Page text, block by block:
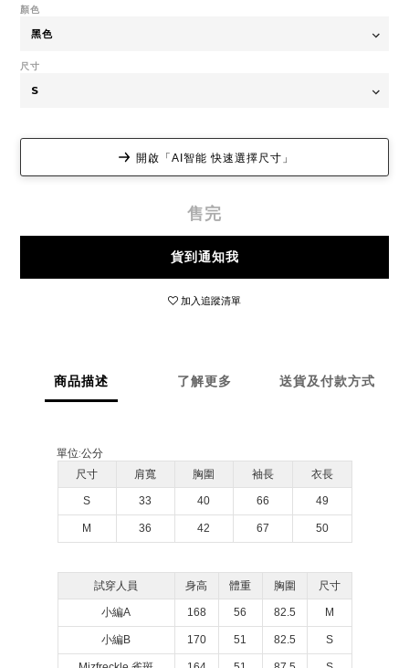
顏色
尺寸
開啟「AI智能 快速選擇尺寸」
售完
貨到通知我
加入追蹤清單
商品描述 了解更多 送貨及付款方式
單位:公分
尺寸
肩寬 胸圍 袖長 衣長
S 33 40 66 49
M 36 42 67 50
試穿人員 身高 體重 胸圍 尺寸
小編A 168 56 82.5 M
小編B 170 51 82.5 S